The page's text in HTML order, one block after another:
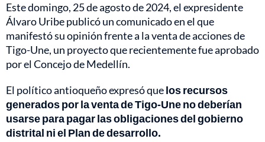
Este domingo, 25 de agosto de 2024, el expresidente
Álvaro Uribe publicó un comunicado en el que
manifestó su opinión frente a la venta de acciones de
Tigo-Une, un proyecto que recientemente fue aprobado
por el Concejo de Medellín.
El político antioqueño expresó quelos recursos
generados por la venta de Tigo-Une no deberían
usarse para pagar las obligaciones del gobierno
distrital ni el Plan de desarrollo.